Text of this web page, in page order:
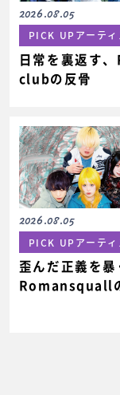
2026.08.05
PICK UPアーティ
日常を裏返す、
clubの反骨
2026.08.05
PICK UPアーティ
歪んだ正義を暴
Romansquall